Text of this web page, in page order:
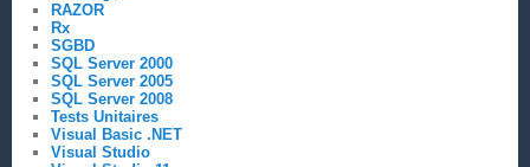
RAZOR
Rx
SGBD
SQL Server 2000
SQL Server 2005
SQL Server 2008
Tests Unitaires
Visual Basic .NET
Visual Studio